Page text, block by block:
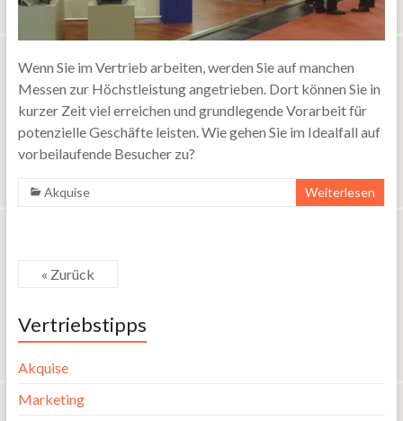
Wenn Sie im Vertrieb arbeiten, werden Sie auf manchen
Messen zur Höchstleistung angetrieben. Dort können Sie in
kurzer Zeit viel erreichen und grundlegende Vorarbeit für
potenzielle Geschäfte leisten. Wie gehen Sie im Idealfall auf
vorbeilaufende Besucher zu?
Akquise Weiterlesen
« Zurück
Vertriebstipps
Akquise
Marketing